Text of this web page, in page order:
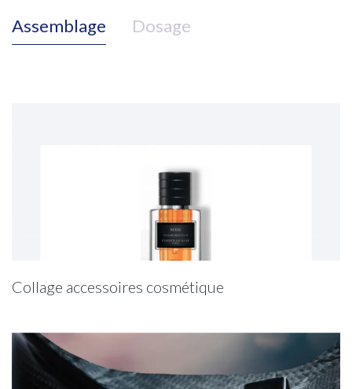
Collage
Dosage
Assemblage Dosage
Collage accessoires cosmétique